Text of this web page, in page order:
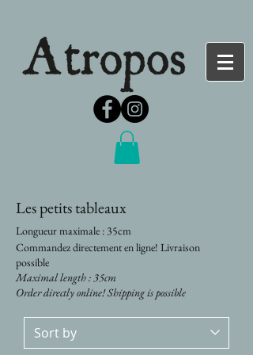
Les petits tableaux
Longueur maximale : 35cm
Commandez directement en ligne! Livraison
possible
Maximal length : 35cm
Order directly online! Shipping is possible